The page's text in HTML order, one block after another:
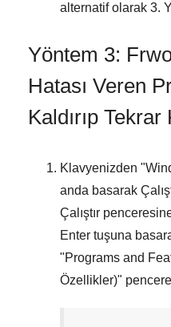
alternatif olarak 3.
Yöntem 3:
Hatası Veren
Kaldırıp
Klavyenizden "
anda basarak
Çalıştır
Enter tuşuna
"Programs and
Özellikler)"